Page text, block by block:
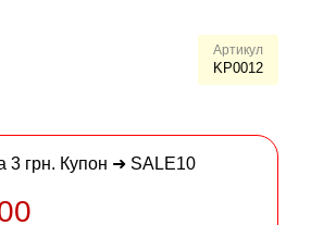
Артикул
KP0012
3 грн. Купон ➜ SALE10